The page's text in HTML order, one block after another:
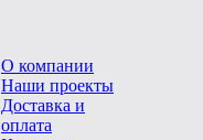
О компании
Наши проекты
Доставка и
оплата